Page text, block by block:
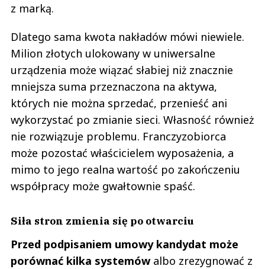
z marką.
Dlatego sama kwota nakładów mówi niewiele.
Milion złotych ulokowany w uniwersalne
urządzenia może wiązać słabiej niż znacznie
mniejsza suma przeznaczona na aktywa,
których nie można sprzedać, przenieść ani
wykorzystać po zmianie sieci. Własność również
nie rozwiązuje problemu. Franczyzobiorca
może pozostać właścicielem wyposażenia, a
mimo to jego realna wartość po zakończeniu
współpracy może gwałtownie spaść.
Siła stron zmienia się po otwarciu
Przed podpisaniem umowy kandydat może
porównać kilka systemówalbo zrezygnować z